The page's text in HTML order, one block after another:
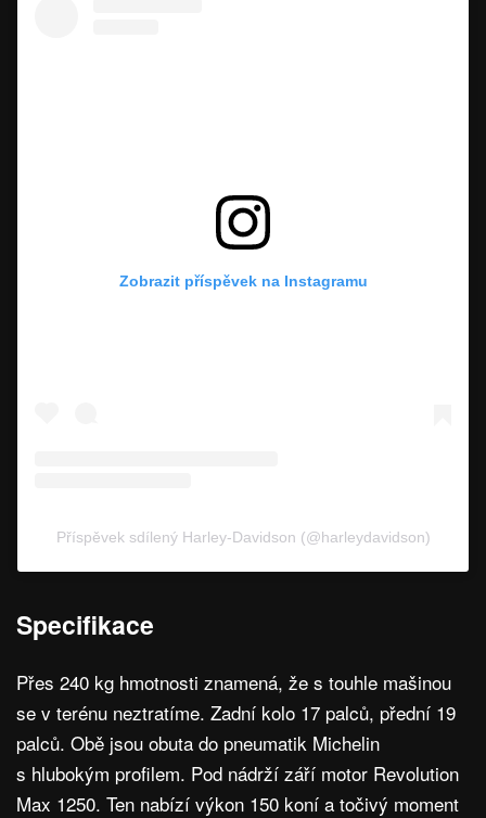
Zobrazit příspěvek na Instagramu
Příspěvek sdílený Harley-Davidson (@harleydavidson)
Specifikace
Přes 240 kg hmotnosti znamená, že s touhle mašinou
se v terénu neztratíme. Zadní kolo 17 palců, přední 19
palců. Obě jsou obuta do pneumatik Michelin
s hlubokým profilem. Pod nádrží září motor Revolution
Max 1250. Ten nabízí výkon 150 koní a točivý moment